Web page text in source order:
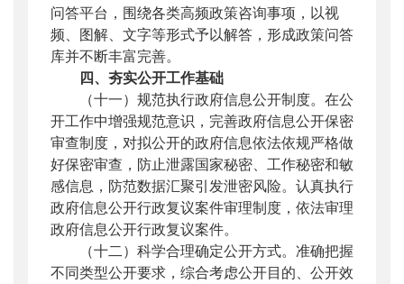
问答平台，围绕各类高频政策咨询事项，以视
频、图解、文字等形式予以解答，形成政策问答
库并不断丰富完善。
四、夯实公开工作基础
（十一）规范执行政府信息公开制度。 在公
开工作中增强规范意识，完善政府信息公开保密
审查制度，对拟公开的政府信息依法依规严格做
好保密审查，防止泄露国家秘密、工作秘密和敏
感信息，防范数据汇聚引发泄密风险。认真执行
政府信息公开行政复议案件审理制度，依法审理
政府信息公开行政复议案件。
（十二）科学合理确定公开方式。 准确把握
不同类型公开要求，综合考虑公开目的、公开效